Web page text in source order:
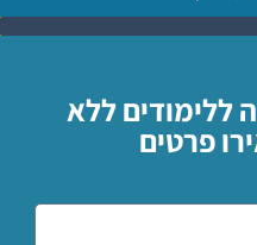
ללימודים ללא
פרטים